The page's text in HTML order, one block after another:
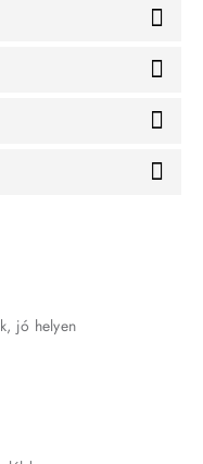
jó helyen